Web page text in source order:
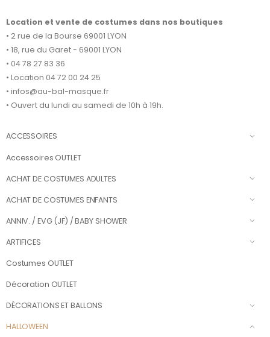
Location et vente de costumes dans nos boutiques
• 2 rue de la Bourse 69001 LYON
• 18, rue du Garet - 69001 LYON
• 04 78 27 83 36
• Location 04 72 00 24 25
• infos@au-bal-masque.fr
• Ouvert du lundi au samedi de 10h à 19h.
ACCESSOIRES
Accessoires OUTLET
ACHAT DE COSTUMES ADULTES
ACHAT DE COSTUMES ENFANTS
ANNIV. / EVG (JF) / BABY SHOWER
ARTIFICES
Costumes OUTLET
Décoration OUTLET
DÉCORATIONS ET BALLONS
HALLOWEEN